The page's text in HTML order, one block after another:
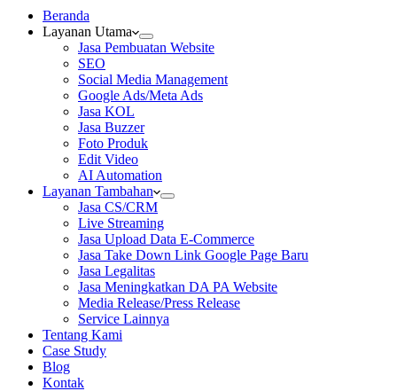
Beranda
Layanan Utama
Jasa Pembuatan Website
SEO
Social Media Management
Google Ads/Meta Ads
Jasa KOL
Jasa Buzzer
Foto Produk
Edit Video
AI Automation
Layanan Tambahan
Jasa CS/CRM
Live Streaming
Jasa Upload Data E-Commerce
Jasa Take Down Link Google Page Baru
Jasa Legalitas
Jasa Meningkatkan DA PA Website
Media Release/Press Release
Service Lainnya
Tentang Kami
Case Study
Blog
Kontak